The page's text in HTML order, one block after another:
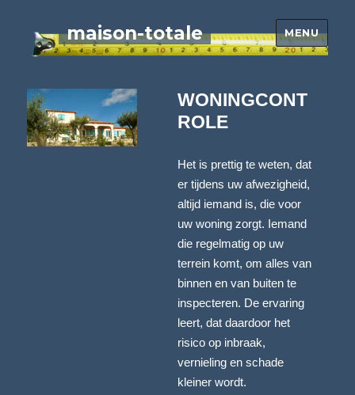
maison-totale MENU
WONINGCONT
ROLE
Het is prettig te weten, dat
er tijdens uw afwezigheid,
altijd iemand is, die voor
uw woning zorgt. Iemand
die regelmatig op uw
terrein komt, om alles van
binnen en van buiten te
inspecteren. De ervaring
leert, dat daardoor het
risico op inbraak,
vernieling en schade
kleiner wordt.